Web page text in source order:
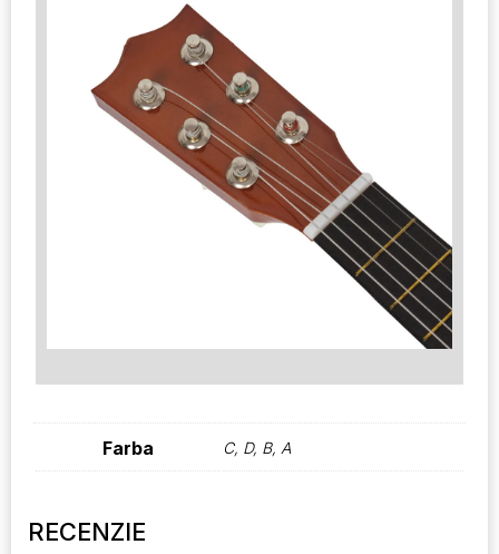
Farba C, D, B, A
RECENZIE